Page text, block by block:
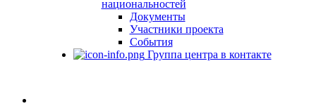
национальностей
Документы
Участники проекта
События
Группа центра в контакте